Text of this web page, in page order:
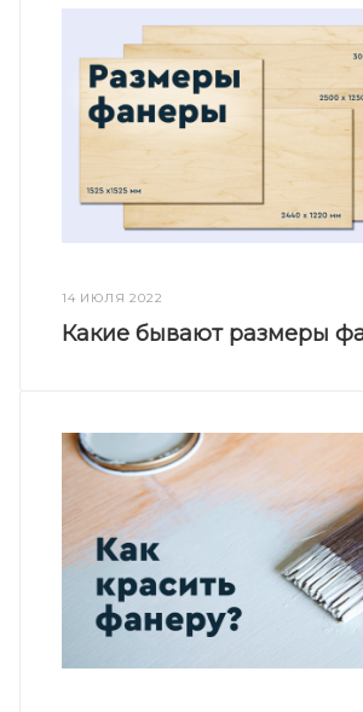
14 ИЮЛЯ 2022
Какие бывают размеры